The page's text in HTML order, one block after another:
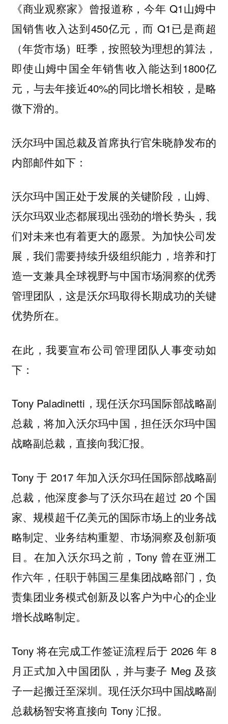
《商业观察家》曾报道称，今年 Q1山姆中
国销售收入达到450亿元，而 Q1已是商超
（年货市场）旺季，按照较为理想的算法，
即使山姆中国全年销售收入能达到1800亿
元，与去年接近40%的同比增长相较，是略
微下滑的。
沃尔玛中国总裁及首席执行官朱晓静发布的
内部邮件如下：
沃尔玛中国正处于发展的关键阶段，山姆、
沃尔玛双业态都展现出强劲的增长势头，我
们对未来也有着更大的愿景。为加快公司发
展，我们需要持续升级组织能力，培养和打
造一支兼具全球视野与中国市场洞察的优秀
管理团队，这是沃尔玛取得长期成功的关键
优势所在。
在此，我要宣布公司管理团队人事变动如
下：
Tony Paladinetti，现任沃尔玛国际部战略副
总裁，将加入沃尔玛中国，担任沃尔玛中国
战略副总裁，直接向我汇报。
Tony于 2017 年加入沃尔玛任国际部战略副
总裁，他深度参与了沃尔玛在超过 20 个国
家、规模超千亿美元的国际市场上的业务战
略制定、业务结构重塑、市场洞察及创新项
目。在加入沃尔玛之前，Tony 曾在亚洲工
作六年，任职于韩国三星集团战略部门，负
责集团业务模式创新及以客户为中心的企业
增长战略制定。
Tony 将在完成工作签证流程后于 2026 年 8
月正式加入中国团队，并与妻子 Meg 及孩
子一起搬迁至深圳。现任沃尔玛中国战略副
总裁杨智安将直接向 Tony 汇报。